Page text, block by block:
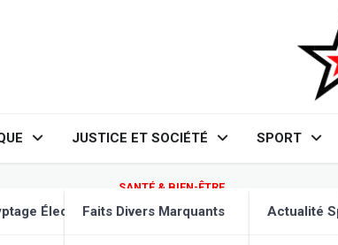
Élections
JUSTICE ET SOCIÉTÉ
Faits Divers Marquants
SPORT
Actualité
SANTÉ & BIEN-ÊTRE
7 Astuces pour